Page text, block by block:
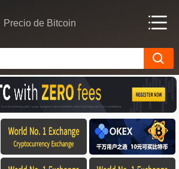
Precio de Bitcoin